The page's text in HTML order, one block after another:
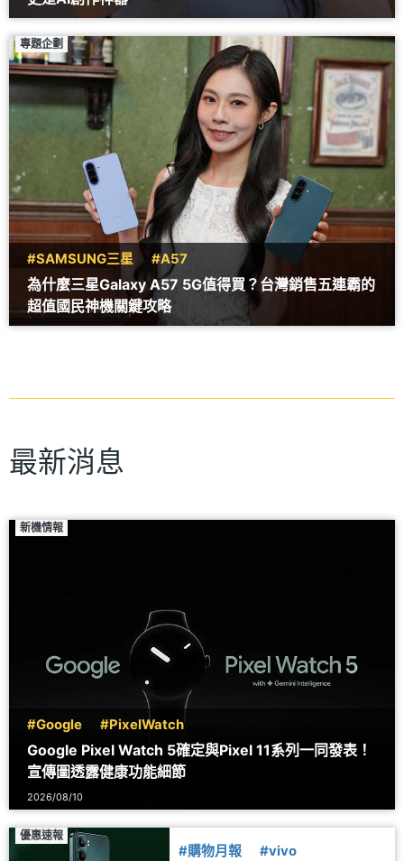
專題企劃
#SAMSUNG三星 #A57
為什麼三星Galaxy A57 5G值得買？台灣銷售五連霸的
超值國民神機關鍵攻略
最新消息
新機情報
#Google #PixelWatch
Google Pixel Watch 5確定與Pixel 11系列一同發表！
宣傳圖透露健康功能細節
2026/08/10
優惠速報
#購物月報 #vivo